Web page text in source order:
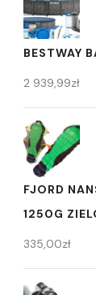
BESTWAY
2 939,99zł
FJORD
1250G
335,00zł